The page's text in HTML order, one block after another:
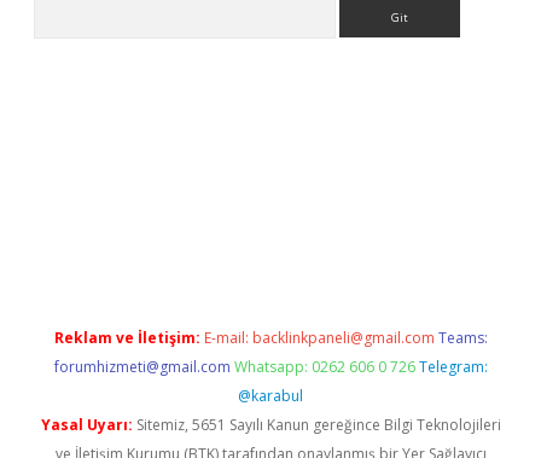
Reklam ve İletişim: E-mail: backlinkpaneli@gmail.com Teams:
forumhizmeti@gmail.com Whatsapp: 0262 606 0 726 Telegram:
@karabul
Yasal Uyarı: Sitemiz, 5651 Sayılı Kanun gereğince Bilgi Teknolojileri
ve İletişim Kurumu (BTK) tarafından onaylanmış bir Yer Sağlayıcı